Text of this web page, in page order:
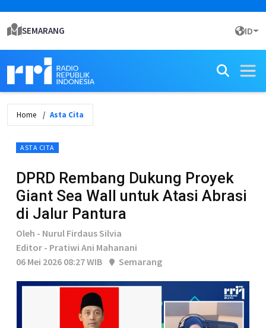
SEMARANG ID
Home Asta Cita
ASTA CITA
DPRD Rembang Dukung Proyek
Giant Sea Wall untuk Atasi Abrasi
di Jalur Pantura
Oleh - Nurul Firdaus Silvia
Editor - Pratiwi Ani Mahanani
06 Mei 2026 08:27 WIB
Semarang